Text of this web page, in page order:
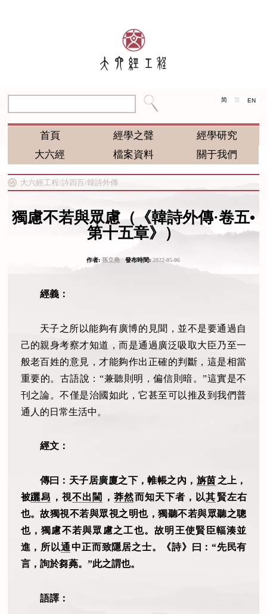
简 繁 EN
首頁 經學之聲
經學研究
大六經
檔案資料 關于我們
大六經工程/詩四百/韓詩外傳
獨慮不若與眾慮（《韓詩外傳·卷五•
第十五章》）
作者:孫立堯發布時間:2022-05-06
經義：
天子之所以能夠有廣博的見聞，並不是要通過自
己的親身考察才知道，而是通過廣泛吸取大臣乃至一
般老百姓的意見，才能夠作出正確的判斷，這是相當
重要的。古語說：“兼聽則明，偏信則暗。”這實是不
刊之論。不僅是治國如此，它甚至可以推及到我們普
通人的日常生活中。
經文：
傳曰：天子居廣廈之下，帷帳之內， 旃茵 之上，
被躧舄 ，視不出閫 ， 莽然而知天下者，以其 賢左右
也。故獨視不若與眾視之明也，獨聽不若與眾聽之聰
也，獨慮不若與眾慮之工也。故明王使賢臣輻湊並
進，所以通中正而致隱居之士。《詩》曰：“先民有
言，詢於芻蕘。”此之謂也。
語譯：